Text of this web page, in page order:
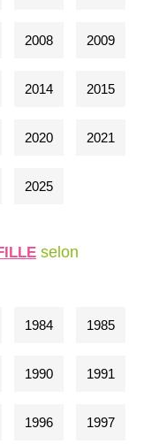
2008 2009
2014 2015
2020 2021
2025
selon
1984 1985
1990 1991
1996 1997